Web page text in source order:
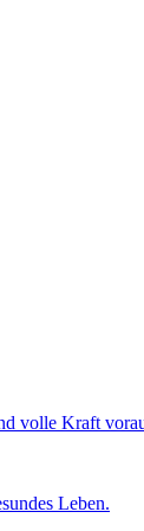
volle Kraft
Leben.